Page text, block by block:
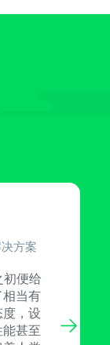
方案
初便给
当有
，设
甚至